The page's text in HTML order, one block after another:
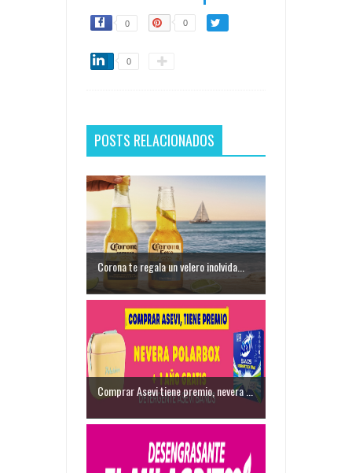
0 0
0
POSTS RELACIONADOS
Corona te regala un velero inolvida...
Comprar Asevi tiene premio, nevera ...